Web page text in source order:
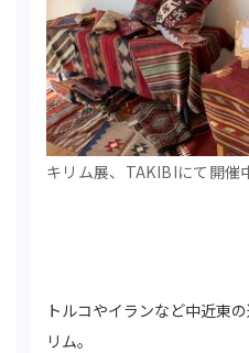
キリム展、TAKIBIにて開催
トルコやイランなど中近東
リム。